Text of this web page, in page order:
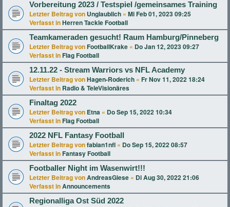
Vorbereitung 2023 / Testspiel /gemeinsames Training
Letzter Beitrag von Unglaublich « Mi Feb 01, 2023 09:25
Verfasst inHerren Tackle Football
Teamkameraden gesucht! Raum Hamburg/Pinneberg
Letzter Beitrag von FootballKrake « Do Jan 12, 2023 09:27
Verfasst in Flag Football
12.11.22 - Stream Warriors vs NFL Academy
Letzter Beitrag vonHagen-Roderich « Fr Nov 11, 2022 18:24
Verfasst in Radio & TeleVisionäres
Finaltag 2022
Letzter Beitrag von Etna « Do Sep 15, 2022 10:34
Verfasst in Flag Football
2022 NFL Fantasy Football
Letzter Beitrag vonfabian1nfl « Do Sep 15, 2022 08:57
Verfasst in Fantasy Football
Footballer Night im Wasenwirt!!!
Letzter Beitrag vonAndreasGiese « Di Aug 30, 2022 21:06
Verfasst inAnnouncements
Regionalliga Ost Süd 2022